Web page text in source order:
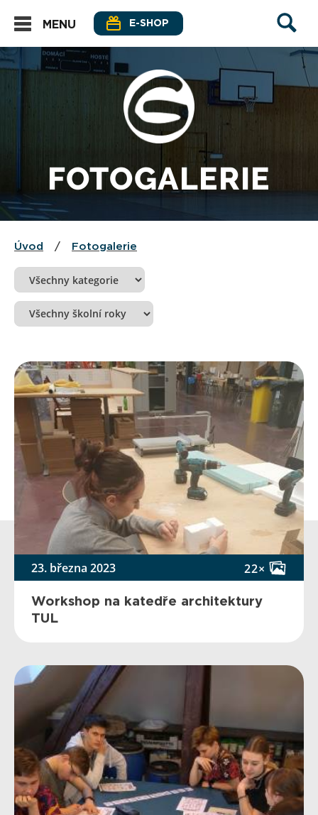
MENU E-SHOP
FOTOGALERIE
Úvod / Fotogalerie
23. března 2023 22×
Workshop na katedře architektury
TUL